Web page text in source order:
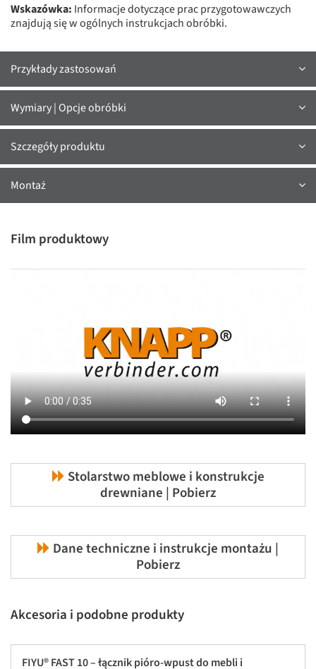
Wskazówka: Informacje dotyczące prac przygotowawczych
znajdują się w ogólnych instrukcjach obróbki.
Przykłady zastosowań
Wymiary | Opcje obróbki
Szczegóły produktu
Montaż
Film produktowy
Stolarstwo meblowe i konstrukcje
drewniane | Pobierz
Dane techniczne i instrukcje montażu |
Pobierz
Akcesoria i podobne produkty
FIYU® FAST 10 – łącznik pióro-wpust do mebli i